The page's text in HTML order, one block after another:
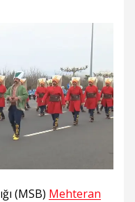
(MSB) Mehteran